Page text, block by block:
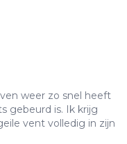
weer zo snel heeft
gebeurd is. Ik krijg
vent volledig in zijn